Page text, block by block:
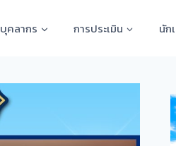
บุคลากร การประเมิน นัก